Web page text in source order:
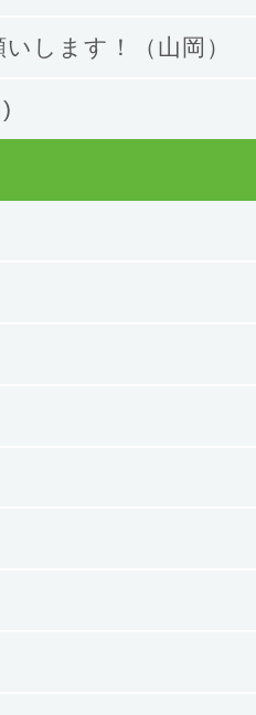
します！（山岡）